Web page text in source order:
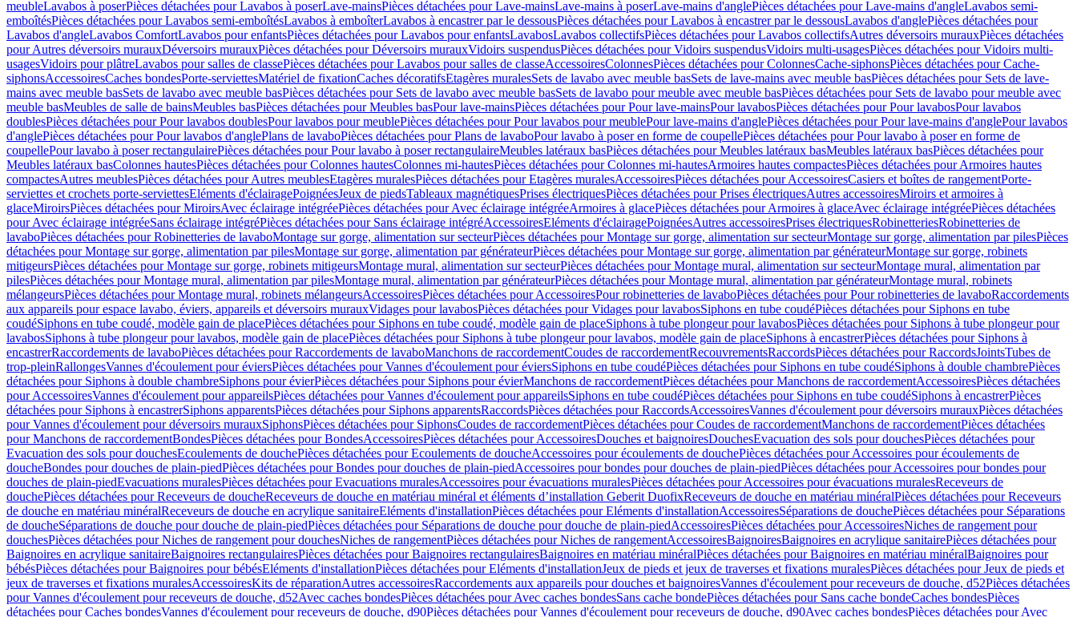
meubleLavabos à poserPièces détachées pour Lavabos à poserLave-mainsPièces détachées pour Lave-mainsLave-mains à poserLave-mains d'anglePièces détachées pour Lave-mains d'angleLavabos semi-
emboîtésPièces détachées pour Lavabos semi-emboîtésLavabos à emboîterLavabos à encastrer par le dessousPièces détachées pour Lavabos à encastrer par le dessousLavabos d'anglePièces détachées pour
Lavabos d'angleLavabos ComfortLavabos pour enfantsPièces détachées pour Lavabos pour enfantsLavabosLavabos collectifsPièces détachées pour Lavabos collectifsAutres déversoirs murauxPièces détachées
pour Autres déversoirs murauxDéversoirs murauxPièces détachées pour Déversoirs murauxVidoirs suspendusPièces détachées pour Vidoirs suspendusVidoirs multi-usagesPièces détachées pour Vidoirs multi-
usagesVidoirs pour plâtreLavabos pour salles de classePièces détachées pour Lavabos pour salles de classeAccessoiresColonnesPièces détachées pour ColonnesCache-siphonsPièces détachées pour Cache-
siphonsAccessoiresCaches bondesPorte-serviettesMatériel de fixationCaches décoratifsEtagères muralesSets de lavabo avec meuble basSets de lave-mains avec meuble basPièces détachées pour Sets de lave-
mains avec meuble basSets de lavabo avec meuble basPièces détachées pour Sets de lavabo avec meuble basSets de lavabo pour meuble avec meuble basPièces détachées pour Sets de lavabo pour meuble avec
meuble basMeubles de salle de bainsMeubles basPièces détachées pour Meubles basPour lave-mainsPièces détachées pour Pour lave-mainsPour lavabosPièces détachées pour Pour lavabosPour lavabos
doublesPièces détachées pour Pour lavabos doublesPour lavabos pour meublePièces détachées pour Pour lavabos pour meublePour lave-mains d'anglePièces détachées pour Pour lave-mains d'anglePour lavabos
d'anglePièces détachées pour Pour lavabos d'anglePlans de lavaboPièces détachées pour Plans de lavaboPour lavabo à poser en forme de coupellePièces détachées pour Pour lavabo à poser en forme de
coupellePour lavabo à poser rectangulairePièces détachées pour Pour lavabo à poser rectangulaireMeubles latéraux basPièces détachées pour Meubles latéraux basMeubles latéraux basPièces détachées pour
Meubles latéraux basColonnes hautesPièces détachées pour Colonnes hautesColonnes mi-hautesPièces détachées pour Colonnes mi-hautesArmoires hautes compactesPièces détachées pour Armoires hautes
compactesAutres meublesPièces détachées pour Autres meublesEtagères muralesPièces détachées pour Etagères muralesAccessoiresPièces détachées pour AccessoiresCasiers et boîtes de rangementPorte-
serviettes et crochets porte-serviettesEléments d'éclairagePoignéesJeux de piedsTableaux magnétiquesPrises électriquesPièces détachées pour Prises électriquesAutres accessoiresMiroirs et armoires à
glaceMiroirsPièces détachées pour MiroirsAvec éclairage intégréePièces détachées pour Avec éclairage intégréeArmoires à glacePièces détachées pour Armoires à glaceAvec éclairage intégréePièces détachées
pour Avec éclairage intégréeSans éclairage intégréPièces détachées pour Sans éclairage intégréAccessoiresEléments d'éclairagePoignéesAutres accessoiresPrises électriquesRobinetteriesRobinetteries de
lavaboPièces détachées pour Robinetteries de lavaboMontage sur gorge, alimentation sur secteurPièces détachées pour Montage sur gorge, alimentation sur secteurMontage sur gorge, alimentation par pilesPièces
détachées pour Montage sur gorge, alimentation par pilesMontage sur gorge, alimentation par générateurPièces détachées pour Montage sur gorge, alimentation par générateurMontage sur gorge, robinets
mitigeursPièces détachées pour Montage sur gorge, robinets mitigeursMontage mural, alimentation sur secteurPièces détachées pour Montage mural, alimentation sur secteurMontage mural, alimentation par
pilesPièces détachées pour Montage mural, alimentation par pilesMontage mural, alimentation par générateurPièces détachées pour Montage mural, alimentation par générateurMontage mural, robinets
mélangeursPièces détachées pour Montage mural, robinets mélangeursAccessoiresPièces détachées pour AccessoiresPour robinetteries de lavaboPièces détachées pour Pour robinetteries de lavaboRaccordements
aux appareils pour espace lavabo, éviers, appareils et déversoirs murauxVidages pour lavabosPièces détachées pour Vidages pour lavabosSiphons en tube coudéPièces détachées pour Siphons en tube
coudéSiphons en tube coudé, modèle gain de placePièces détachées pour Siphons en tube coudé, modèle gain de placeSiphons à tube plongeur pour lavabosPièces détachées pour Siphons à tube plongeur pour
lavabosSiphons à tube plongeur pour lavabos, modèle gain de placePièces détachées pour Siphons à tube plongeur pour lavabos, modèle gain de placeSiphons à encastrerPièces détachées pour Siphons à
encastrerRaccordements de lavaboPièces détachées pour Raccordements de lavaboManchons de raccordementCoudes de raccordementRecouvrementsRaccordsPièces détachées pour RaccordsJointsTubes de
trop-pleinRallongesVannes d'écoulement pour éviersPièces détachées pour Vannes d'écoulement pour éviersSiphons en tube coudéPièces détachées pour Siphons en tube coudéSiphons à double chambrePièces
détachées pour Siphons à double chambreSiphons pour évierPièces détachées pour Siphons pour évierManchons de raccordementPièces détachées pour Manchons de raccordementAccessoiresPièces détachées
pour AccessoiresVannes d'écoulement pour appareilsPièces détachées pour Vannes d'écoulement pour appareilsSiphons en tube coudéPièces détachées pour Siphons en tube coudéSiphons à encastrerPièces
détachées pour Siphons à encastrerSiphons apparentsPièces détachées pour Siphons apparentsRaccordsPièces détachées pour RaccordsAccessoiresVannes d'écoulement pour déversoirs murauxPièces détachées
pour Vannes d'écoulement pour déversoirs murauxSiphonsPièces détachées pour SiphonsCoudes de raccordementPièces détachées pour Coudes de raccordementManchons de raccordementPièces détachées
pour Manchons de raccordementBondesPièces détachées pour BondesAccessoiresPièces détachées pour AccessoiresDouches et baignoiresDouchesEvacuation des sols pour douchesPièces détachées pour
Evacuation des sols pour douchesEcoulements de douchePièces détachées pour Ecoulements de doucheAccessoires pour écoulements de douchePièces détachées pour Accessoires pour écoulements de
doucheBondes pour douches de plain-piedPièces détachées pour Bondes pour douches de plain-piedAccessoires pour bondes pour douches de plain-piedPièces détachées pour Accessoires pour bondes pour
douches de plain-piedEvacuations muralesPièces détachées pour Evacuations muralesAccessoires pour évacuations muralesPièces détachées pour Accessoires pour évacuations muralesReceveurs de
douchePièces détachées pour Receveurs de doucheReceveurs de douche en matériau minéral et éléments d’installation Geberit DuofixReceveurs de douche en matériau minéralPièces détachées pour Receveurs
de douche en matériau minéralReceveurs de douche en acrylique sanitaireEléments d'installationPièces détachées pour Eléments d'installationAccessoiresSéparations de douchePièces détachées pour Séparations
de doucheSéparations de douche pour douche de plain-piedPièces détachées pour Séparations de douche pour douche de plain-piedAccessoiresPièces détachées pour AccessoiresNiches de rangement pour
douchesPièces détachées pour Niches de rangement pour douchesNiches de rangementPièces détachées pour Niches de rangementAccessoiresBaignoiresBaignoires en acrylique sanitairePièces détachées pour
Baignoires en acrylique sanitaireBaignoires rectangulairesPièces détachées pour Baignoires rectangulairesBaignoires en matériau minéralPièces détachées pour Baignoires en matériau minéralBaignoires pour
bébésPièces détachées pour Baignoires pour bébésEléments d'installationPièces détachées pour Eléments d'installationJeux de pieds et jeux de traverses et fixations muralesPièces détachées pour Jeux de pieds et
jeux de traverses et fixations muralesAccessoiresKits de réparationAutres accessoiresRaccordements aux appareils pour douches et baignoiresVannes d'écoulement pour receveurs de douche, d52Pièces détachées
pour Vannes d'écoulement pour receveurs de douche, d52Avec caches bondesPièces détachées pour Avec caches bondesSans cache bondePièces détachées pour Sans cache bondeCaches bondesPièces
détachées pour Caches bondesVannes d'écoulement pour receveurs de douche, d90Pièces détachées pour Vannes d'écoulement pour receveurs de douche, d90Avec caches bondesPièces détachées pour Avec